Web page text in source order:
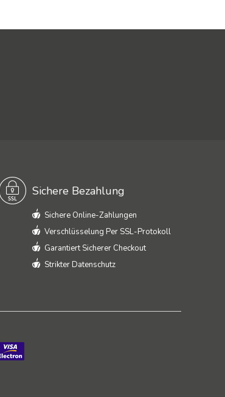
Sichere Bezahlung
Sichere Online-Zahlungen
Verschlüsselung Per SSL-Protokoll
Garantiert Sicherer Checkout
Strikter Datenschutz